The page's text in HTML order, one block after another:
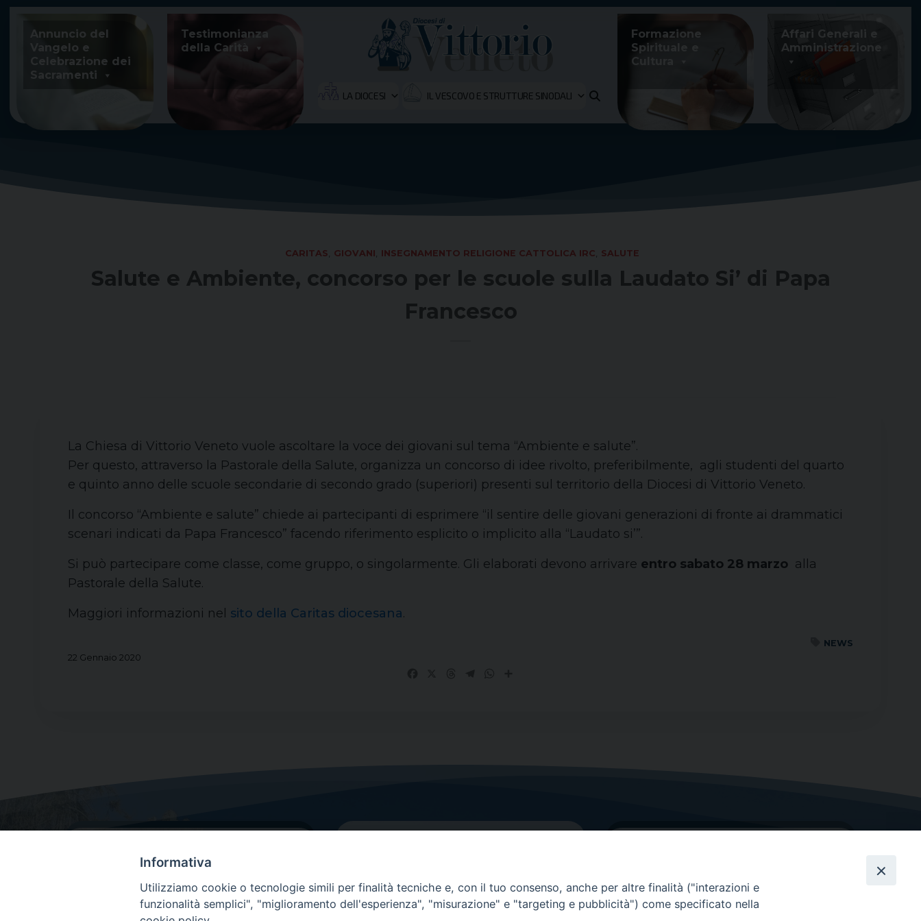
Skip
content
Annuncio del
Vangelo e
Celebrazione dei
Sacramenti
Testimonianza
della Carità
LA DIOCESI IL VESCOVO E STRUTTURE SINODALI
Formazione
Spirituale e
Cultura
Affari Generali e
Amministrazione
CARITAS GIOVANI INSEGNAMENTO RELIGIONE CATTOLICA IRC SALUTE
Salute e Ambiente, concorso per le scuole sulla Laudato Si’ di Papa
Francesco
La Chiesa di Vittorio Veneto vuole ascoltare la voce dei giovani sul tema “Ambiente e salute”.
Per questo, attraverso la Pastorale della Salute, organizza un concorso di idee rivolto, preferibilmente, agli studenti del quarto
e quinto anno delle scuole secondarie di secondo grado (superiori) presenti sul territorio della Diocesi di Vittorio Veneto.
Il concorso “Ambiente e salute” chiede ai partecipanti di esprimere “il sentire delle giovani generazioni di fronte ai drammatici
scenari indicati da Papa Francesco” facendo riferimento esplicito o implicito alla “Laudato si’”.
Si può partecipare come classe, come gruppo, o singolarmente. Gli elaborati devono arrivare entro sabato 28 marzo alla
Pastorale della Salute.
Maggiori informazioni nel sito della Caritas diocesana.
NEWS
22 Gennaio 2020
Contatti principali
Informativa
Utilizziamo cookie o tecnologie simili per finalità tecniche e, con il tuo consenso, anche per altre finalità ("interazioni e
funzionalità semplici", "miglioramento dell'esperienza", "misurazione" e "targeting e pubblicità") come specificato nella